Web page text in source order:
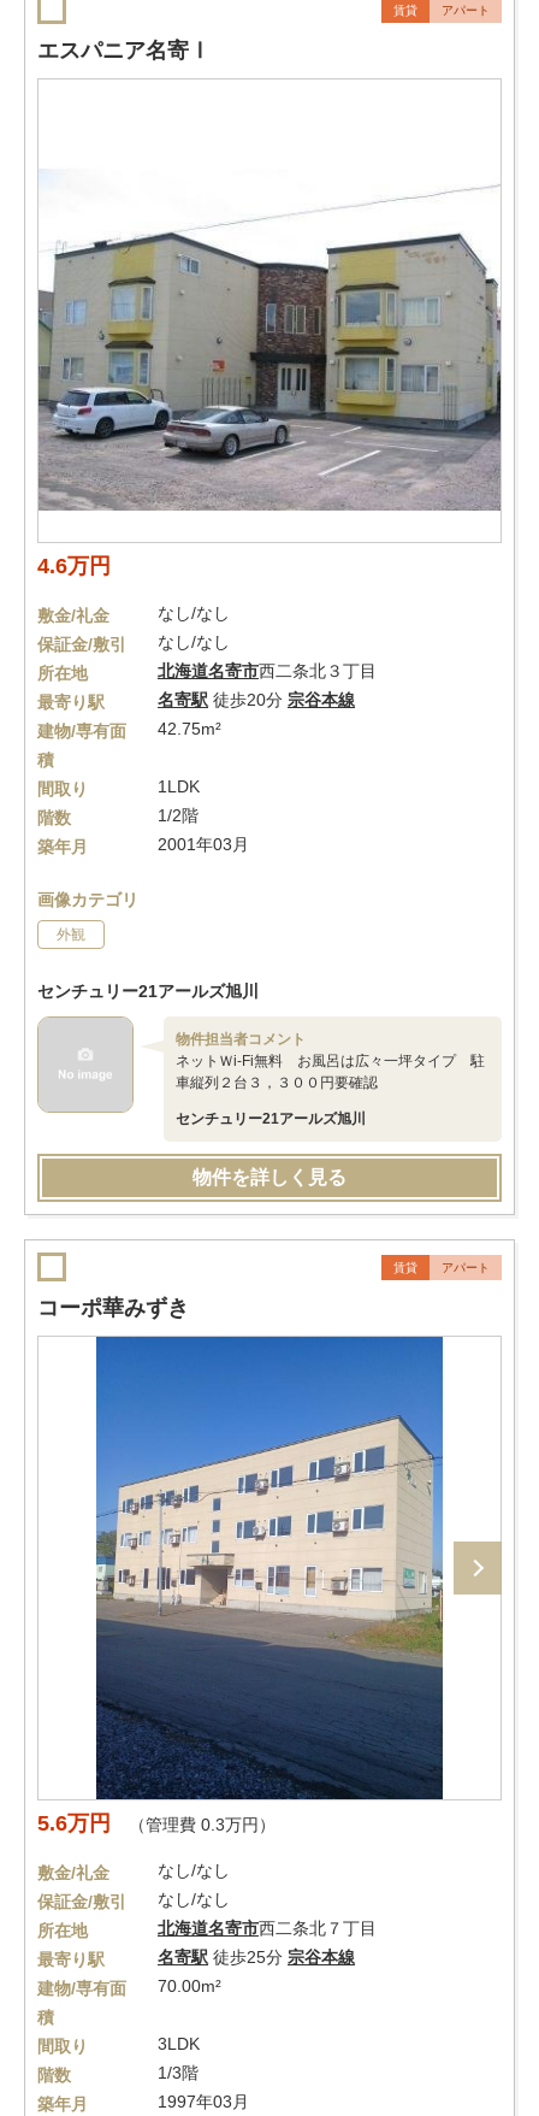
賃貸 アパート
エスパニア名寄Ⅰ
4.6万円
敷金/礼金
なし/なし
保証金/敷引
なし/なし
所在地
北海道名寄市西二条北３丁目
最寄り駅
名寄駅 徒歩20分 宗谷本線
建物/専有面
積
42.75m²
間取り
1LDK
階数
1/2階
築年月
2001年03月
画像カテゴリ
外観
センチュリー21アールズ旭川
物件担当者コメント
ネットＷi-Fi無料 お風呂は広々一坪タイプ 駐
車縦列２台３，３００円要確認
センチュリー21アールズ旭川
物件を詳しく見る
賃貸 アパート
コーポ華みずき
5.6万円 （管理費 0.3万円）
敷金/礼金
なし/なし
保証金/敷引
なし/なし
所在地
北海道名寄市西二条北７丁目
最寄り駅
名寄駅 徒歩25分 宗谷本線
建物/専有面
積
70.00m²
間取り
3LDK
階数
1/3階
築年月
1997年03月